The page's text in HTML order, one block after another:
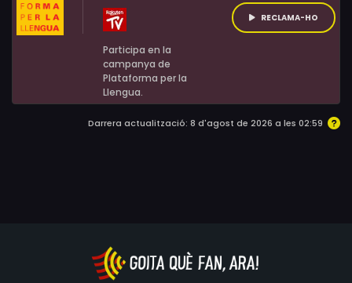
Participa en la
campanya de
Plataforma per la
Llengua.
RECLAMA-HO
Darrera actualització: 8 d'agost de 2026 a les 02:59